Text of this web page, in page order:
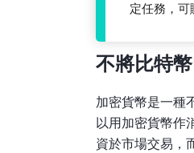
定任務，可
不將比特
加密貨幣是一種
以用加密貨幣作
資於市場交易，